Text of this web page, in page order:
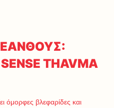
THAVMA
όμορφες βλεφαρίδες και